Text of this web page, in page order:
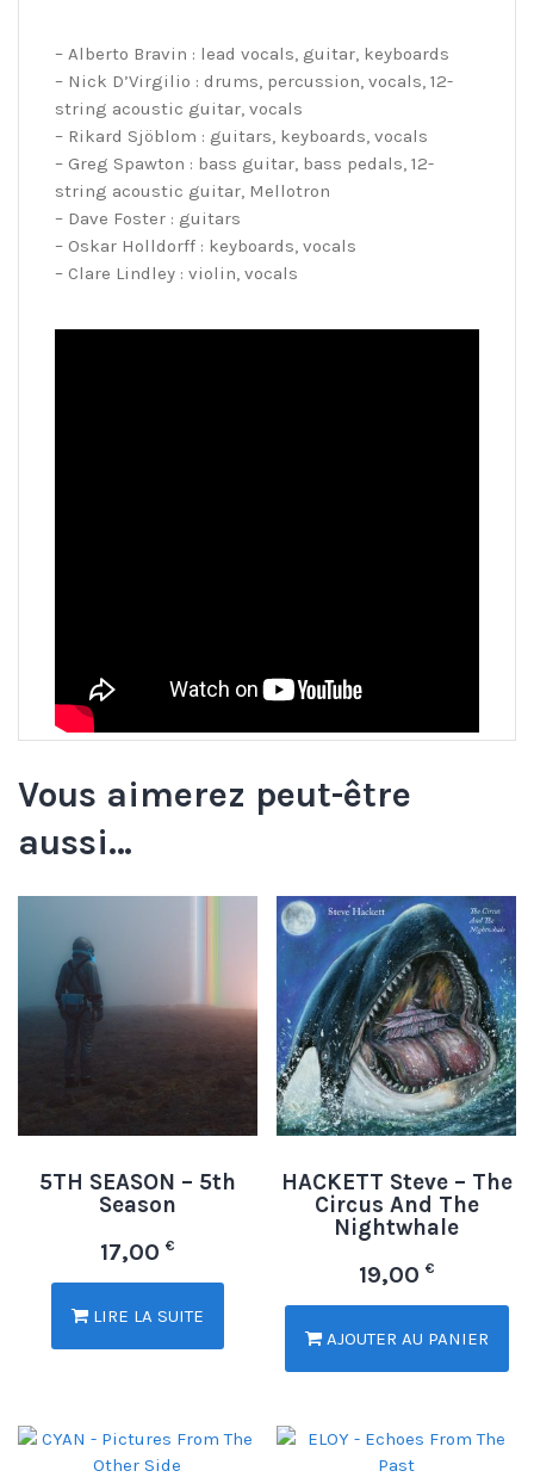
– Alberto Bravin : lead vocals, guitar, keyboards
– Nick D’Virgilio : drums, percussion, vocals, 12-
string acoustic guitar, vocals
– Rikard Sjöblom : guitars, keyboards, vocals
– Greg Spawton : bass guitar, bass pedals, 12-
string acoustic guitar, Mellotron
– Dave Foster : guitars
– Oskar Holldorff : keyboards, vocals
– Clare Lindley : violin, vocals
Vous aimerez peut-être
aussi…
5TH SEASON – 5th
Season
17,00 €
LIRE LA SUITE
HACKETT Steve – The
Circus And The
Nightwhale
19,00 €
AJOUTER AU PANIER